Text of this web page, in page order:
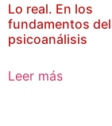
Lo real. En los
fundamentos del
psicoanálisis
Leer más